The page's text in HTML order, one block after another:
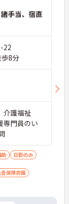
手当、宿直
22
8分
介護福祉
専門員のい
助
日勤のみ
保険完備